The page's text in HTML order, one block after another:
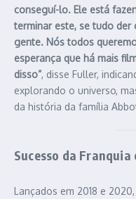
conseguí-lo. Ele está
terminar este, se tudo der
gente. Nós todos
esperança que há mais
disso”, disse Fuller,
explorando o universo,
da história da família
Sucesso da
Lançados em 2018 e